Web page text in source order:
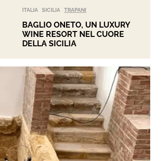
ITALIA SICILIA TRAPANI
BAGLIO ONETO, UN LUXURY
WINE RESORT NEL CUORE
DELLA SICILIA